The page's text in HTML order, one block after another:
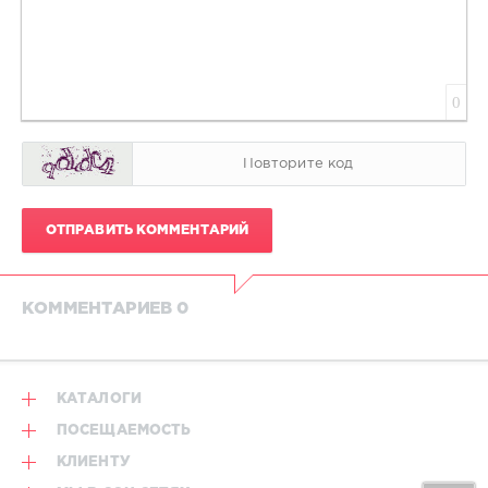
0
ОТПРАВИТЬ КОММЕНТАРИЙ
КОММЕНТАРИЕВ 0
КАТАЛОГИ
ПОСЕЩАЕМОСТЬ
КЛИЕНТУ